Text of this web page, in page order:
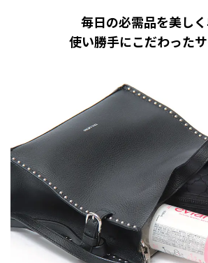
毎日の必需品を美し
使い勝手にこだわった